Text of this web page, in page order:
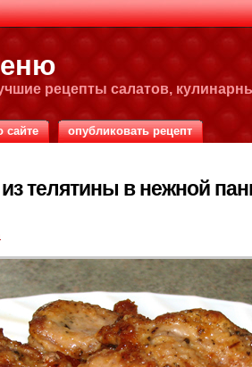
рецепты салатов,
сайте опубликовать рецепт
телятины в нежной